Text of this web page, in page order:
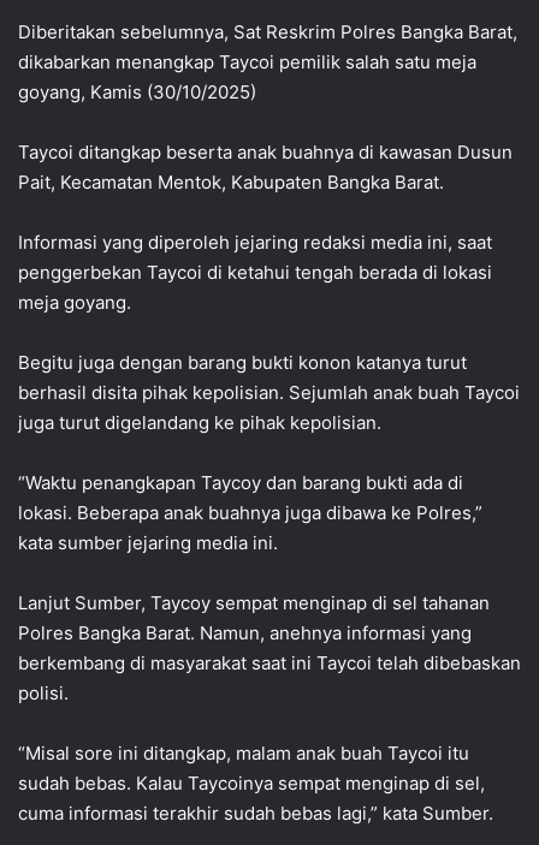
Diberitakan sebelumnya, Sat Reskrim Polres Bangka Barat,
dikabarkan menangkap Taycoi pemilik salah satu meja
goyang, Kamis (30/10/2025)
Taycoi ditangkap beserta anak buahnya di kawasan Dusun
Pait, Kecamatan Mentok, Kabupaten Bangka Barat.
Informasi yang diperoleh jejaring redaksi media ini, saat
penggerbekan Taycoi di ketahui tengah berada di lokasi
meja goyang.
Begitu juga dengan barang bukti konon katanya turut
berhasil disita pihak kepolisian. Sejumlah anak buah Taycoi
juga turut digelandang ke pihak kepolisian.
“Waktu penangkapan Taycoy dan barang bukti ada di
lokasi. Beberapa anak buahnya juga dibawa ke Polres,”
kata sumber jejaring media ini.
Lanjut Sumber, Taycoy sempat menginap di sel tahanan
Polres Bangka Barat. Namun, anehnya informasi yang
berkembang di masyarakat saat ini Taycoi telah dibebaskan
polisi.
“Misal sore ini ditangkap, malam anak buah Taycoi itu
sudah bebas. Kalau Taycoinya sempat menginap di sel,
cuma informasi terakhir sudah bebas lagi,” kata Sumber.